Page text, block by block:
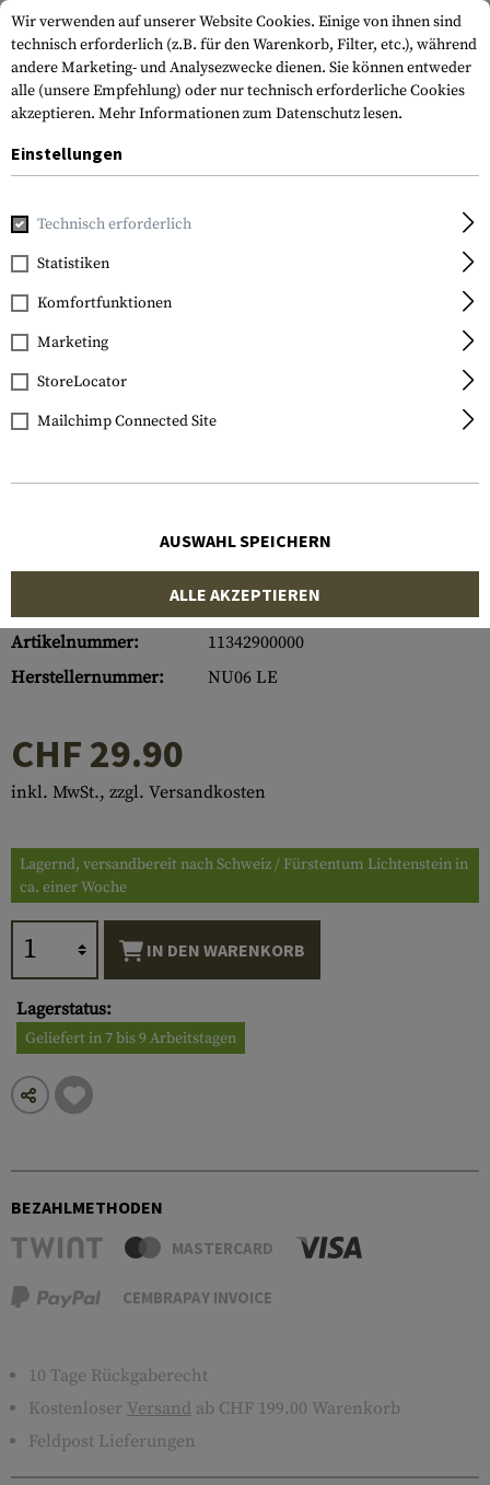
Home Outdoor & Survival Stirn- und Helmlampen
Nitecore
NU06 LE Signal Lamp
Artikelnummer:
11342900000
Herstellernummer:
NU06 LE
CHF 29.90
inkl. MwSt., zzgl. Versandkosten
Lagernd, versandbereit nach Schweiz / Fürstentum Lichtenstein in
ca. einer Woche
IN DEN WARENKORB
Lagerstatus:
Geliefert in 7 bis 9 Arbeitstagen
BEZAHLMETHODEN
MASTERCARD
CEMBRAPAY INVOICE
10 Tage Rückgaberecht
Kostenloser Versand ab CHF 199.00 Warenkorb
Feldpost Lieferungen
Wir verwenden auf unserer Website Cookies. Einige von ihnen sind
technisch erforderlich (z.B. für den Warenkorb, Filter, etc.), während
andere Marketing- und Analysezwecke dienen. Sie können entweder
alle (unsere Empfehlung) oder nur technisch erforderliche Cookies
akzeptieren. Mehr Informationen zum Datenschutz lesen.
Einstellungen
Technisch erforderlich
Statistiken
Komfortfunktionen
Marketing
StoreLocator
Mailchimp Connected Site
AUSWAHL SPEICHERN
ALLE AKZEPTIEREN